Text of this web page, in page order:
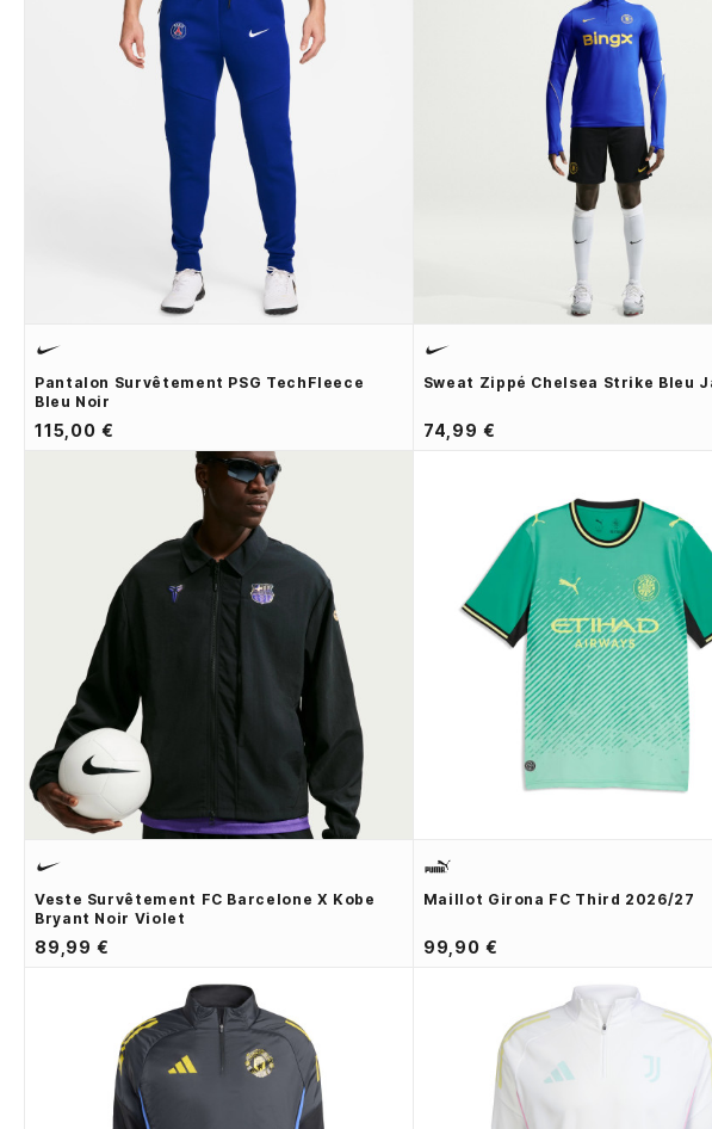
Pantalon Survêtement PSG TechFleece
Bleu Noir
115,00 €
Sweat Zippé Chelsea Strike Bleu
74,99 €
Veste Survêtement FC Barcelone X Kobe
Bryant Noir Violet
89,99 €
Maillot Girona FC Third 2026/27
99,90 €